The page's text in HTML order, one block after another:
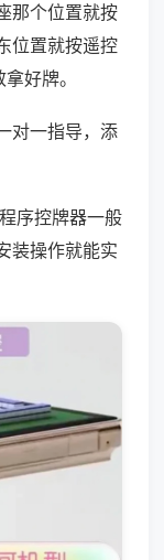
那个位置就按
位置就按遥控
好牌。
对一指导，添
序控牌器一般
装操作就能实